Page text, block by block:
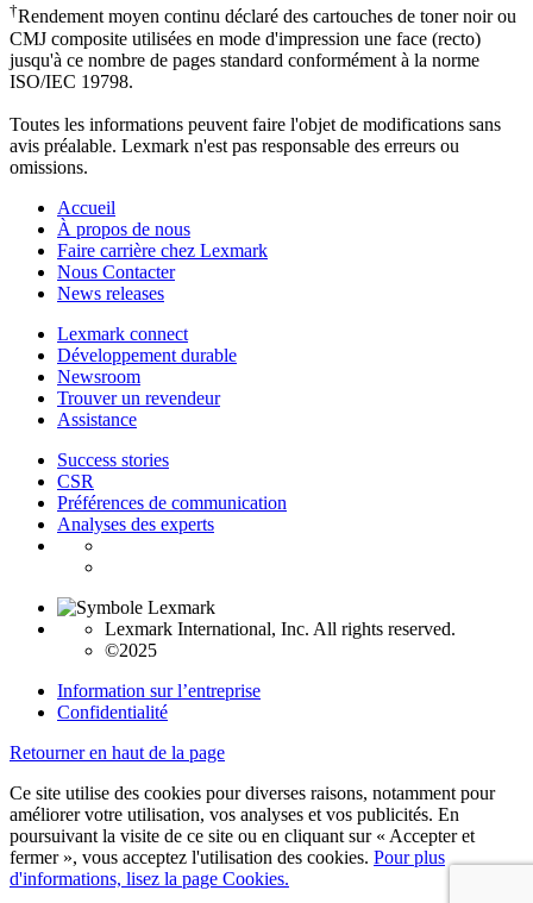
†Rendement moyen continu déclaré des cartouches de toner noir ou
CMJ composite utilisées en mode d'impression une face (recto)
jusqu'à ce nombre de pages standard conformément à la norme
ISO/IEC 19798.
Toutes les informations peuvent faire l'objet de modifications sans
avis préalable. Lexmark n'est pas responsable des erreurs ou
omissions.
Accueil
À propos de nous
Faire carrière chez Lexmark
Nous Contacter
News releases
Lexmark connect
Développement durable
Newsroom
Trouver un revendeur
Assistance
Success stories
CSR
Préférences de communication
Analyses des experts
Lexmark International, Inc. All rights reserved.
©2025
Information sur l’entreprise
Confidentialité
Retourner en haut de la page
Ce site utilise des cookies pour diverses raisons, notamment pour
améliorer votre utilisation, vos analyses et vos publicités. En
poursuivant la visite de ce site ou en cliquant sur « Accepter et
fermer », vous acceptez l'utilisation des cookies. Pour plus
d'informations, lisez la page Cookies.